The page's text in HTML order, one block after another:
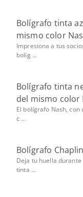
Bolígrafo tinta
mismo color
Impresiona a tus
bolíg ...
Bolígrafo tinta
del mismo color
El bolígrafo Nash,
c ...
Bolígrafo
Deja tu huella
tinta ...